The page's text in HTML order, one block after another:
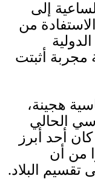
إلى
الاستفادة من
مجربة أثبتت
هجينة،
الحالي
أحد أبرز
من أن
تقسيم البلاد.